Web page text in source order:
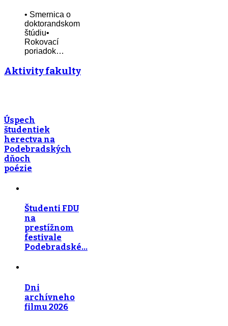
• Smernica o
doktorandskom
štúdiu•
Rokovací
poriadok…
Aktivity fakulty
Úspech
študentiek
herectva na
Podebradských
dňoch
poézie
Študenti FDU
na
prestížnom
festivale
Podebradské…
Dni
archívneho
filmu 2026